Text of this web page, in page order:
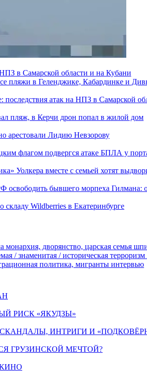
в Самарской области и на Кубани
пляжи в Геленджике, Кабардинке и
атак на НПЗ в Самарской
пляж, в Керчи дрон попал в жилой дом
арестовали Лидию Невзорову
флагом подвергся атаке БПЛА у
Уолкера вместе с семьей хотят
бывшего морпеха Гилмана:
складу Wildberries в Екатеринбурге
монархия, дворянство, царская семья
/ знаменитая / историческая терроризм
политика, мигранты интервью
РИСК «ЯКУДЗЫ»
ИНТРИГИ И
ГРУЗИНСКОЙ МЕЧТОЙ?